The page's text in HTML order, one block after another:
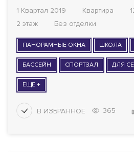
1 Квартал 2019 Квартира
2 этаж
Без отделки
ПАНОРАМНЫЕ ОКНА ШКОЛА
БАССЕЙН СПОРТЗАЛ ДЛЯ
ЕЩЕ +
365